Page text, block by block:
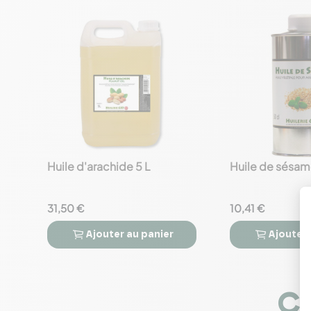
favorite_border
Huile d'arachide 5 L
31,50 €
 
Ajouter au panier
favorite_border
Huile de
10,41 €
 
Ajouter